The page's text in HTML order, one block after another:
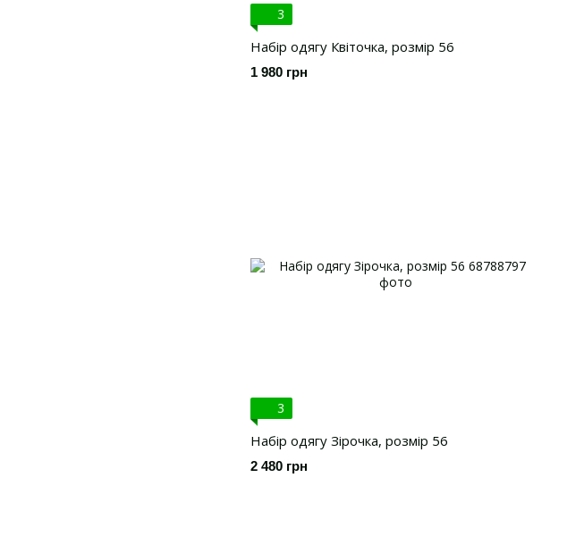
3
Набір одягу Квіточка, розмір 56
1 980 грн
3
Набір одягу Зірочка, розмір 56
2 480 грн